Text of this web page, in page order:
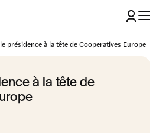
présidence à la tête de Cooperatives Europe
à la tête de